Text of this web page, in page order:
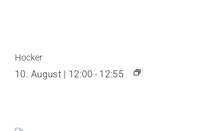
Hocker
10. August | 12:00 - 12:55